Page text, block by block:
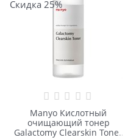
Скидка 25%
Manyo Кислотный
очищающий тонер
Galactomy Clearskin Toner